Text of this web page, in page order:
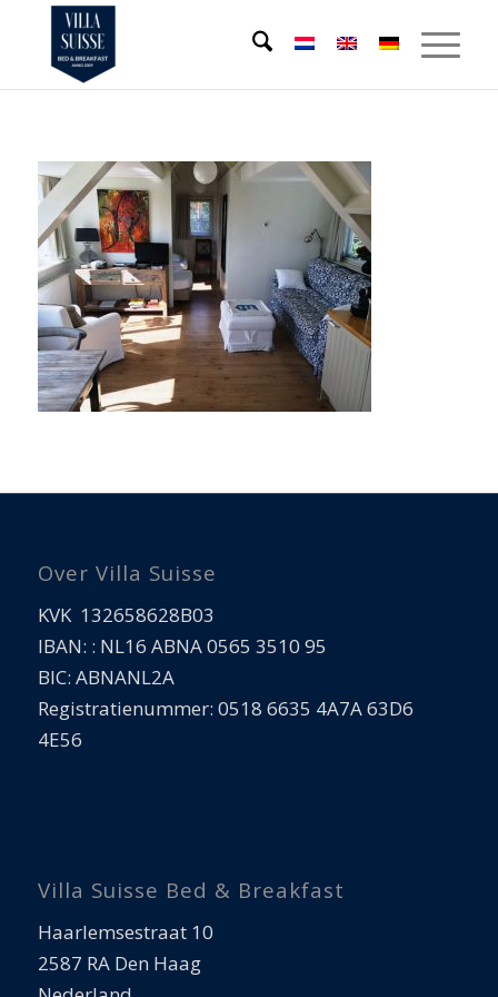
Over Villa Suisse
KVK 132658628B03
IBAN: : NL16 ABNA 0565 3510 95
BIC: ABNANL2A
Registratienummer: 0518 6635 4A7A 63D6
4E56
Villa Suisse Bed & Breakfast
Haarlemsestraat 10
2587 RA Den Haag